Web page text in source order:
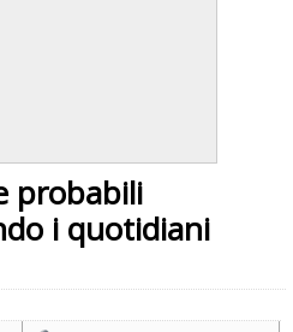
probabili
i quotidiani